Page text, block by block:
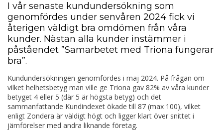
I vår senaste kundundersökning som
genomfördes under senvåren 2024 fick vi
återigen väldigt bra omdömen från våra
kunder. Nästan alla kunder instämmer i
påståendet ”Samarbetet med Triona fungerar
bra”.
Kundundersökningen genomfördes i maj 2024. På frågan om
vilket helhetsbetyg man ville ge Triona gav 82% av våra kunder
betyget 4 eller 5 (där 5 är högsta betyg) och det
sammanfattande Kundindexet ökade till 87 (max 100), vilket
enligt Zondera är väldigt högt och ligger klart över snittet i
jämförelser med andra liknande företag.